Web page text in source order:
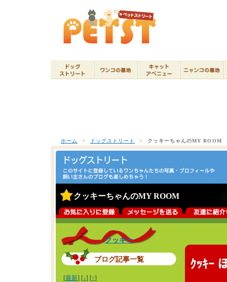
ホーム > ドッグストリート > クッキーちゃんのMY ROOM
クッキーちゃんのMY ROOM
クッキー
ブログ記事一覧
[最新] [↓] [↑]
ｸｯｷｰ